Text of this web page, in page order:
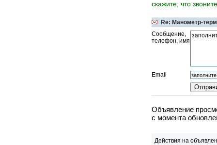
скажите, что
Re: Манометр-
Сообщение,
телефон, имя
Email
Объявление
c момента
Действия на